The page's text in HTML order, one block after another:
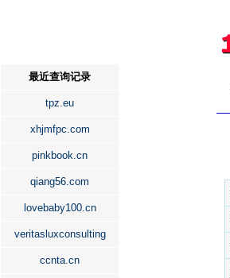
最近查询记录
tpz.eu
xhjmfpc.com
pinkbook.cn
qiang56.com
lovebaby100.cn
veritasluxconsulting
ccnta.cn